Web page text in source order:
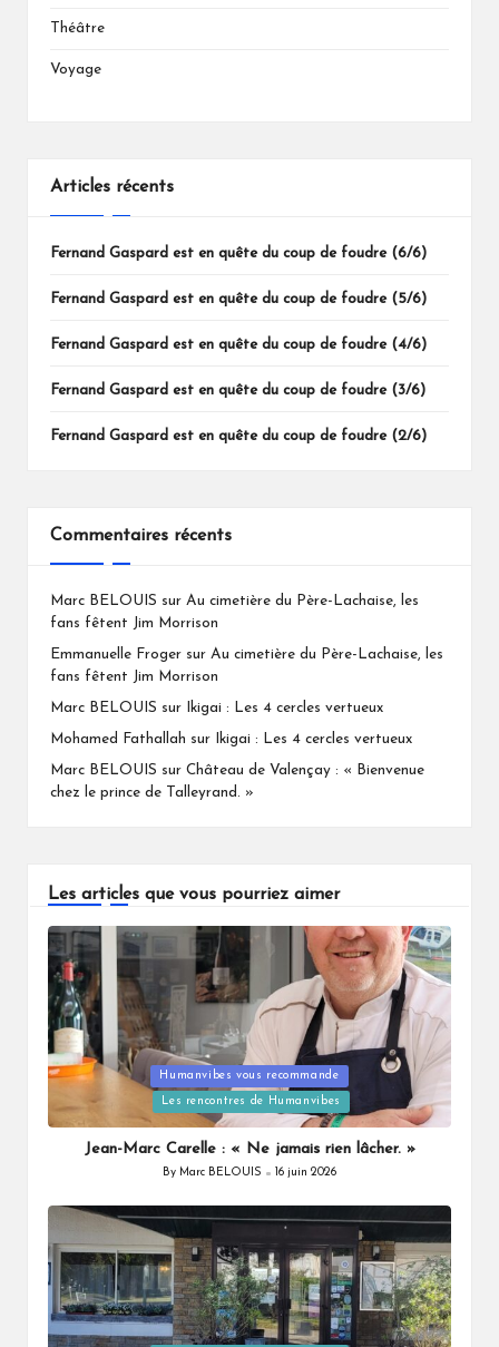
Théâtre
Voyage
Articles récents
Fernand Gaspard est en quête du coup de foudre (6/6)
Fernand Gaspard est en quête du coup de foudre (5/6)
Fernand Gaspard est en quête du coup de foudre (4/6)
Fernand Gaspard est en quête du coup de foudre (3/6)
Fernand Gaspard est en quête du coup de foudre (2/6)
Commentaires récents
Marc BELOUIS sur Au cimetière du Père-Lachaise, les
fans fêtent Jim Morrison
Emmanuelle Froger sur Au cimetière du Père-Lachaise, les
fans fêtent Jim Morrison
Marc BELOUIS sur Ikigai : Les 4 cercles vertueux
Mohamed Fathallah sur Ikigai : Les 4 cercles vertueux
Marc BELOUIS sur Château de Valençay : « Bienvenue
chez le prince de Talleyrand. »
Les articles que vous pourriez aimer
Posted
in
Humanvibes vous recommande
Les rencontres de Humanvibes
Jean-Marc Carelle : « Ne jamais rien lâcher. »
Posted
By Marc BELOUIS 16 juin 2026